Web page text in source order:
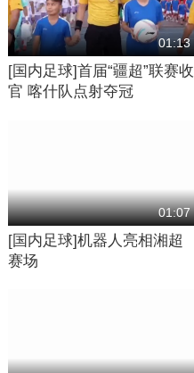
01:13
[国内足球]首届“疆超”联赛收
官 喀什队点射夺冠
01:07
[国内足球]机器人亮相湘超
赛场